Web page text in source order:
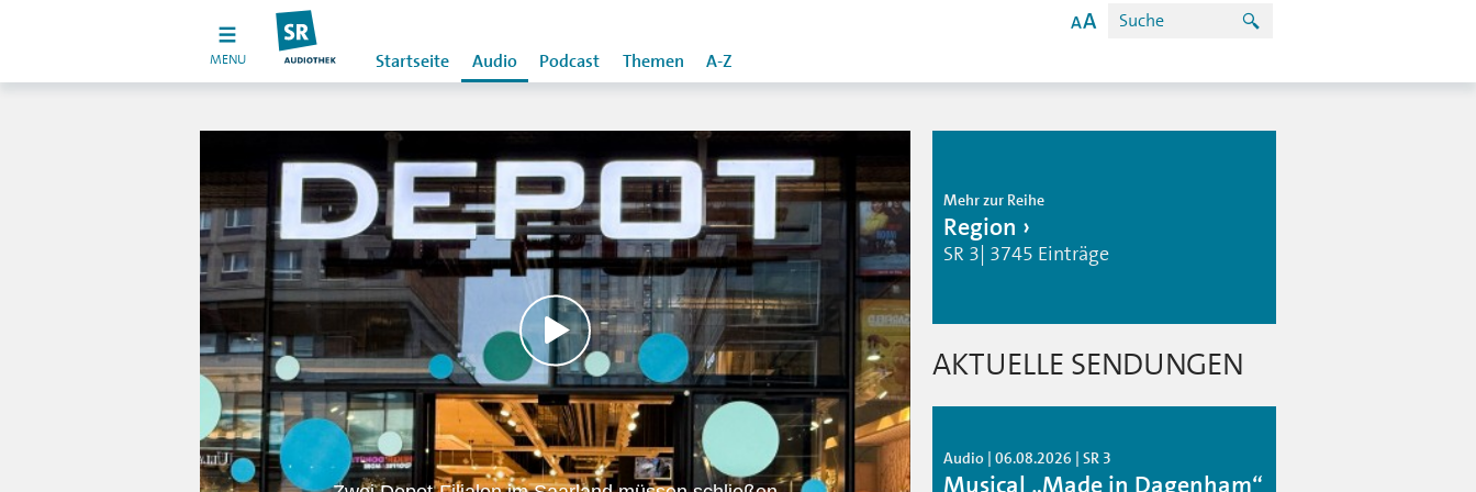
MENU Startseite Audio Podcast Themen A-Z
Mehr zur Reihe
Region
SR 3| 3745 Einträge
AKTUELLE SENDUNGEN
Audio | 06.08.2026 | SR 3
Musical „Made in Dagenham“